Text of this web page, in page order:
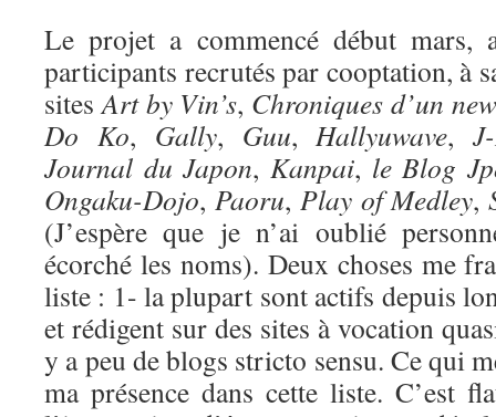
Le projet a commencé début mars,
participants recrutés par cooptation, à
sitesArt by Vin’s, Chroniques d’un
Do Ko, Gally, Guu,Hallyuwave,
Journal du Japon, Kanpai, le Blog
Ongaku-Dojo, Paoru, Play of Medley,
(J’espère que je n’ai oublié
écorché les noms). Deux choses me
liste : 1- la plupart sont actifs depuis
et rédigent sur des sites à vocation
y a peu de blogs stricto sensu. Ce qui
ma présence dans cette liste. C’est